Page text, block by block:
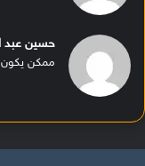
حسين عبد
ممكن يكون